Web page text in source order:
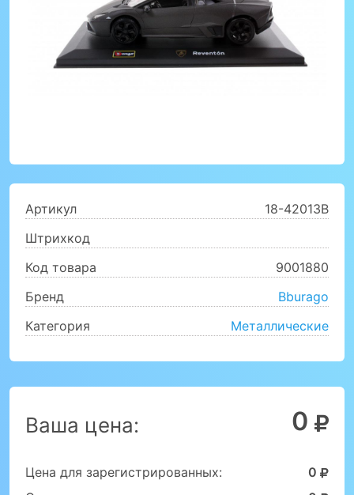
Артикул
18-42013B
Штрихкод
Код товара
9001880
Бренд
Bburago
Категория
Металлические
Ваша цена: 0
Цена для зарегистрированных:
0